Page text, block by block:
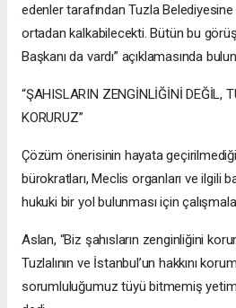
edenler tarafından Tuzla Belediyesine
ortadan kalkabilecekti. Bütün bu
Başkanı da vardı” açıklamasında
“ŞAHISLARIN ZENGİNLİĞİNİ DEĞİL,
KORURUZ”
Çözüm önerisinin hayata
bürokratları, Meclis organları ve ilgili
hukuki bir yol bulunması için
Aslan, “Biz şahısların zenginliğini
Tuzlalının ve İstanbul’un hakkını
sorumluluğumuz tüyü bitmemiş